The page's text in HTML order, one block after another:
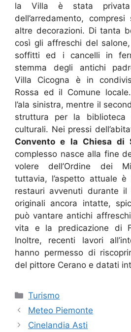
la Villa è stata
dell’arredamento,
altre decorazioni. Di tanta
così gli affreschi del
soffitti ed i cancelli in
stemma degli antichi
Villa Cicogna è in
Rossa ed il Comune
l’ala sinistra, mentre il
struttura per la biblioteca
culturali. Nei pressi
Convento e la Chiesa di
complesso nasce alla fine
volere dell’Ordine dei
tuttavia, l’aspetto attuale
restauri avvenuti durante
originali ancora intatte,
può vantare antichi
vita e la predicazione di
Inoltre, recenti lavori
hanno permesso di
del pittore Cerano e datati
Categorie
Turismo
Meteo Piemonte
Cinelandia Asti